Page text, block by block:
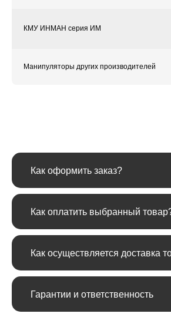
КМУ ИНМАН серия ИМ
Манипуляторы других производителей
Как оформить заказ?
Как оплатить выбранный
Как осуществляется доставка
Гарантии и ответственность